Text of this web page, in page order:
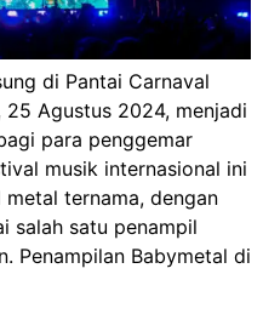
di Pantai Carnaval
Agustus 2024, menjadi
para penggemar
musik internasional ini
ternama, dengan
salah satu penampil
Penampilan Babymetal di